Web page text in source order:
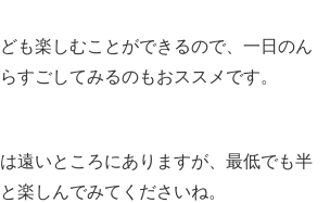
も楽しむことができるので、一日のん
すごしてみるのもおススメです。
遠いところにありますが、最低でも半
楽しんでみてくださいね。